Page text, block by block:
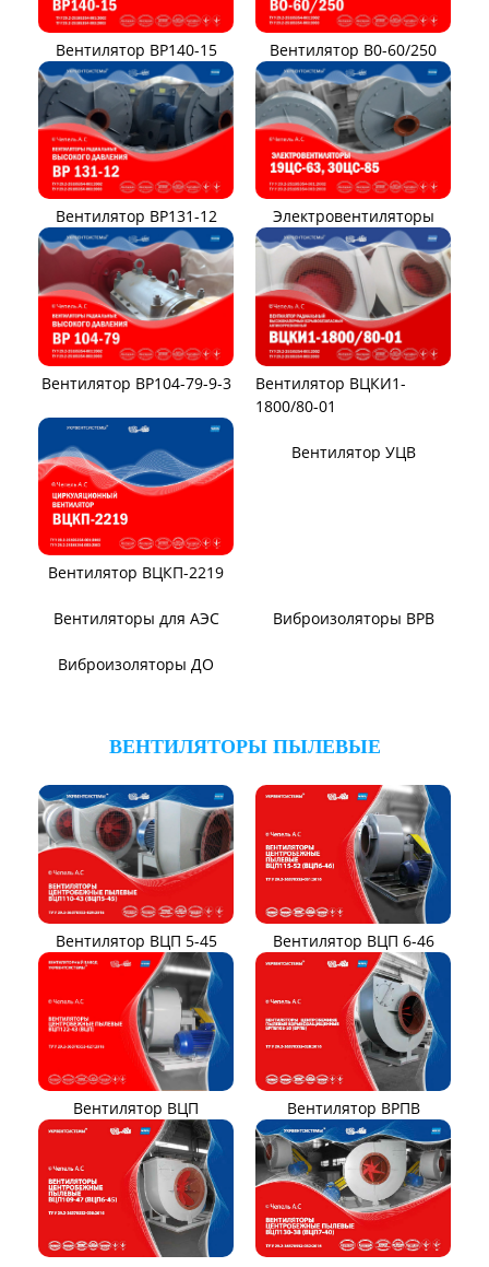
Вентилятор ВР140-15 Вентилятор В0-60/250
Вентилятор ВР131-12 Электровентиляторы
Вентилятор ВР104-79-9-3
Вентилятор ВЦКИ1-
1800/80-01
Вентилятор ВЦКП-2219
Вентиляторы для АЭС Виброизоляторы ВРВ
Виброизоляторы ДО
ВЕНТИЛЯТОРЫ ПЫЛЕВЫЕ
Вентилятор ВЦП 5-45 Вентилятор ВЦП 6-46